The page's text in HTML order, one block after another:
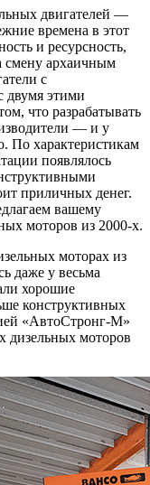
двигателей —
времена в этот
и ресурсность,
смену архаичным
с
двумя этими
что разрабатывать
— и у
По характеристикам
появлялось
приличных денег.
вашему
моторов из 2000-х.
моторах из
даже у весьма
хорошие
конструктивных
«АвтоСтронг-М»
дизельных моторов